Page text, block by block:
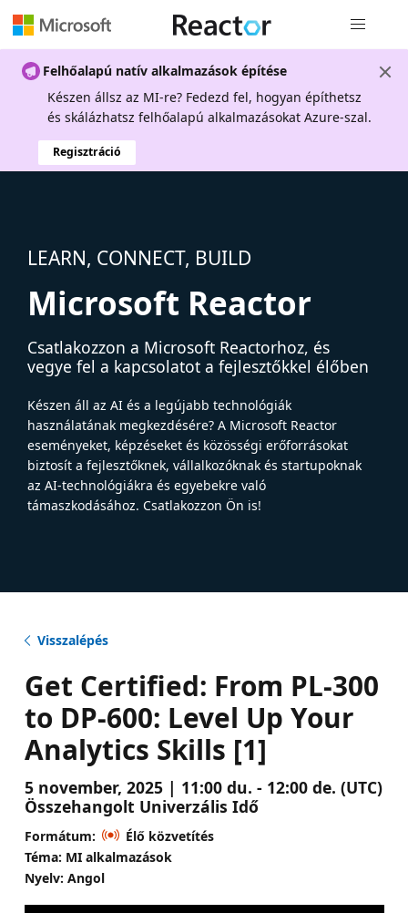
Felhőalapú natív alkalmazások építése
Készen állsz az MI-re? Fedezd fel, hogyan építhetsz
és skálázhatsz felhőalapú alkalmazásokat Azure-szal.
Regisztráció
LEARN, CONNECT, BUILD
Microsoft Reactor
Csatlakozzon a Microsoft Reactorhoz, és
vegye fel a kapcsolatot a fejlesztőkkel élőben
Készen áll az AI és a legújabb technológiák
használatának megkezdésére? A Microsoft Reactor
eseményeket, képzéseket és közösségi erőforrásokat
biztosít a fejlesztőknek, vállalkozóknak és startupoknak
az AI-technológiákra és egyebekre való
támaszkodásához. Csatlakozzon Ön is!
Visszalépés
Get Certified: From PL-300
to DP-600: Level Up Your
Analytics Skills [1]
5 november, 2025 | 11:00 du. - 12:00 de. (UTC)
Összehangolt Univerzális Idő
Formátum:
Élő közvetítés
Téma: MI alkalmazások
Nyelv: Angol